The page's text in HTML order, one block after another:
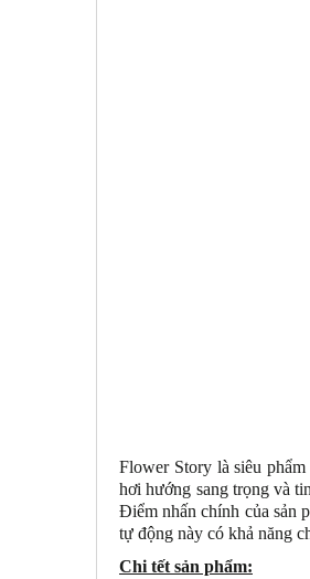
Flower Story là siêu
hơi hướng sang trọng và
Điểm nhấn chính của sản
tự động này có khả năng
Chi tết sản phẩm: